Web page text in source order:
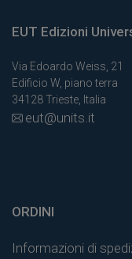
EUT Edizioni
Via Edoardo Weiss, 21
Edificio W, piano terra
34128 Trieste, Italia
eut@units.it
ORDINI
Informazioni di